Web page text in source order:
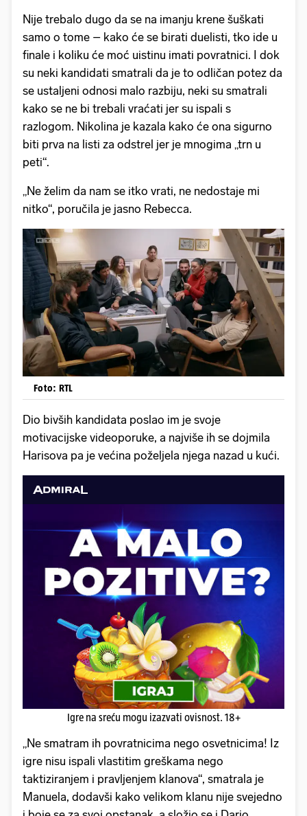
Nije trebalo dugo da se na imanju krene šuškati
samo o tome – kako će se birati duelisti, tko ide u
finale i koliku će moć uistinu imati povratnici. I dok
su neki kandidati smatrali da je to odličan potez da
se ustaljeni odnosi malo razbiju, neki su smatrali
kako se ne bi trebali vraćati jer su ispali s
razlogom. Nikolina je kazala kako će ona sigurno
biti prva na listi za odstrel jer je mnogima „trn u
peti“.
„Ne želim da nam se itko vrati, ne nedostaje mi
nitko“, poručila je jasno Rebecca.
Foto: RTL
Dio bivših kandidata poslao im je svoje
motivacijske videoporuke, a najviše ih se dojmila
Harisova pa je većina poželjela njega nazad u kući.
Igre na sreću mogu izazvati ovisnost. 18+
„Ne smatram ih povratnicima nego osvetnicima! Iz
igre nisu ispali vlastitim greškama nego
taktiziranjem i pravljenjem klanova“, smatrala je
Manuela, dodavši kako velikom klanu nije svejedno